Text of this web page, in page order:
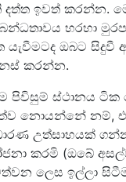
දත්ත ඉවත් කරන්න.
හරහා
යැවීමටද ඔබට සිදුවී
කරන්න.
පිවිසුම් ස්ථානය ටික
නොයන්නේ නම්,
උත්සාහයක්
කරමි (ඔබේ
ලෙස ඉල්ලා